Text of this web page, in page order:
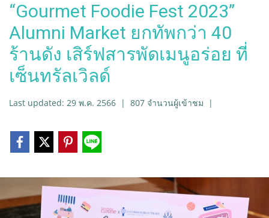
“Gourmet Foodie Fest 2023”
Alumni Market ยกทัพกว่า 40
ร้านดัง เสิร์ฟสารพัดเมนูอร่อย ที่
เซ็นทรัลเวิลด์
Last updated: 29 พ.ค. 2566 | 807 จำนวนผู้เข้าชม |